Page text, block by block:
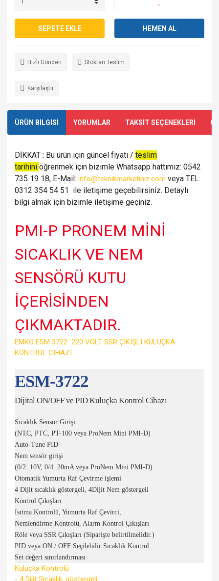
SEPETE EKLE HEMEN AL
Hızlı Gönderi Stoktan Teslim
Karşılaştır
ÜRÜN BİLGİSİ YORUMLAR TAKSİT SEÇENEKLERİ
DİKKAT : Bu ürün için güncel fiyatı / teslim
tarihini öğrenmek için bizimle Whatsapp hattımız: 0542
735 19 18, E-Mail: info@teknikmarketiniz.com veya TEL:
0312 354 54 51 ile iletişime geçebilirsiniz. Detaylı
bilgi almak için bizimle iletişime geçiniz.
PMI-P PRONEM MİNİ
SICAKLIK VE NEM
SENSÖRÜ KUTU
İÇERİSİNDEN
ÇIKMAKTADIR.
EMKO ESM 3722 220 VOLT SSR ÇIKIŞLI KULUÇKA
KONTROL CİHAZI
ESM-3722
Dijital ON/OFF ve PID Kuluçka Kontrol Cihazı
Sıcaklık Sensör Girişi
(NTC, PTC, PT-100 veya ProNem Mini PMI-D)
Auto-Tune PID
Nem sensör girişi
(0/2..10V, 0/4..20mA veya ProNem Mini PMI-D)
Otomatik Yumurta Raf Çevirme işlemi
4 Dijit sıcaklık göstergeli, 4Dijit Nem göstergeli
Kontrol Çıkışları
Isıtma Kontrolü, Yumurta Raf Çevirci,
Nemlendirme Kontrolü, Alarm Kontrol Çıkışları
Röle veya SSR Çıkışları (Siparişte belirtilmelidir.)
PID veya ON / OFF Seçilebilir Sıcaklık Kontrol
Set değeri sınırlandırması
Kuluçka Kontrolü
- 4 Dijit Sıcaklık, göstergeli